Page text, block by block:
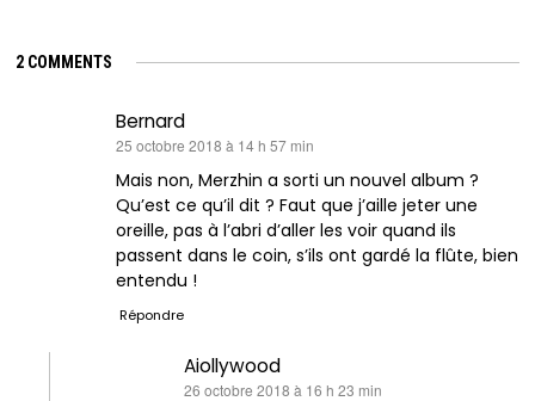
2 COMMENTS
Bernard
25 octobre 2018 à 14 h 57 min
Mais non, Merzhin a sorti un nouvel album ?
Qu’est ce qu’il dit ? Faut que j’aille jeter une
oreille, pas à l’abri d’aller les voir quand ils
passent dans le coin, s’ils ont gardé la flûte, bien
entendu !
Répondre
Aiollywood
26 octobre 2018 à 16 h 23 min